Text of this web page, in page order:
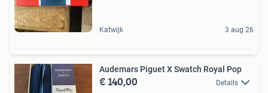
Katwijk 3 aug 26
Audemars Piguet X Swatch Royal Pop
€ 140,00 Details